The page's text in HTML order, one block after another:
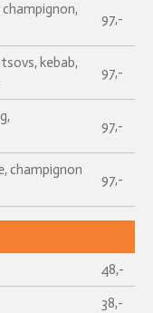
97,-
kebab,
97,-
97,-
champignon
97,-
48,-
38,-